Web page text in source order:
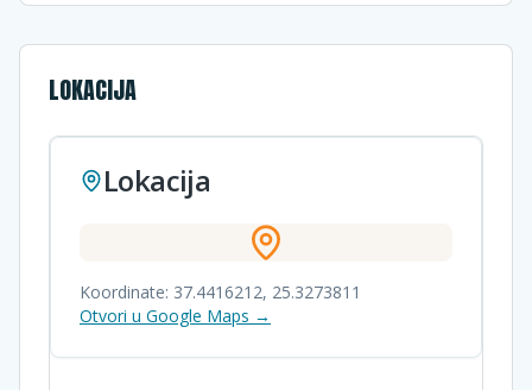
LOKACIJA
Lokacija
Koordinate: 37.4416212, 25.3273811
Otvori u Google Maps →